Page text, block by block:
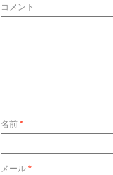
コメント
名前 *
メール *